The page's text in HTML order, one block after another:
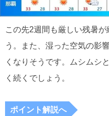
この先2週間も厳しい残暑
う。また、湿った空気の影
くなりそうです。ムシムシ
く続くでしょう。
ポイント解説へ